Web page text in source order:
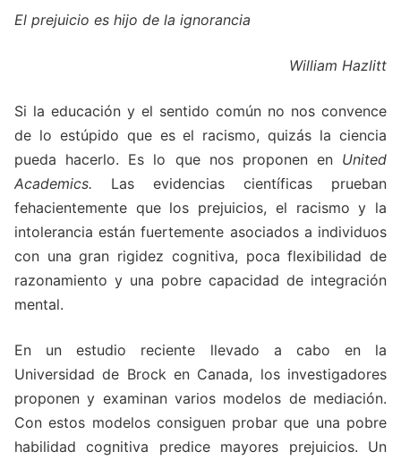
El prejuicio es hijo de la ignorancia
William Hazlitt
Si la educación y el sentido común no nos convence
de lo estúpido que es el racismo, quizás la ciencia
pueda hacerlo. Es lo que nos proponen en United
Academics. Las evidencias científicas prueban
fehacientemente que los prejuicios, el racismo y la
intolerancia están fuertemente asociados a individuos
con una gran rigidez cognitiva, poca flexibilidad de
razonamiento y una pobre capacidad de integración
mental.
En un estudio reciente llevado a cabo en la
Universidad de Brock en Canada, los investigadores
proponen y examinan varios modelos de mediación.
Con estos modelos consiguen probar que una pobre
habilidad cognitiva predice mayores prejuicios. Un